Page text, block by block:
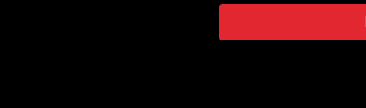
cvičení: seznámení